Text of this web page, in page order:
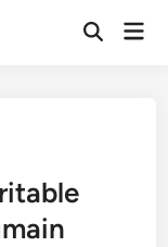
Open